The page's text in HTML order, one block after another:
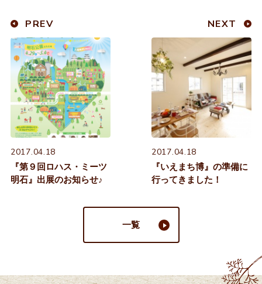
PREV
2017.04.18
『第９回ロハス・ミーツ
明石』出展のお知らせ♪
NEXT
2017.04.18
『いえまち博』の準備に
行ってきました！
一覧